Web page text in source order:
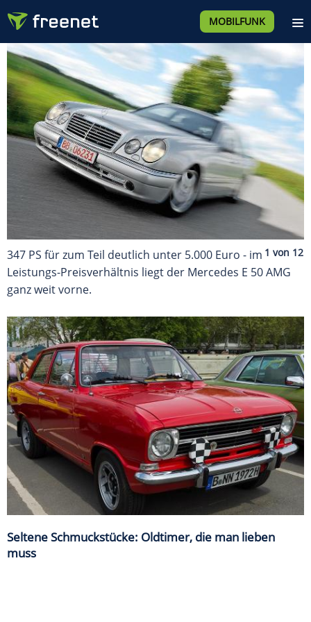
MOBILFUNK
347 PS für zum Teil deutlich unter 5.000 Euro - im
Leistungs-Preisverhältnis liegt der Mercedes E 50 AMG
ganz weit vorne.
Seltene Schmuckstücke: Oldtimer, die man lieben
muss